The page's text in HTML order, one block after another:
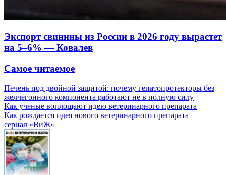
Экспорт свинины из России в 2026 году вырастет
на 5–6% — Ковалев
Самое читаемое
Печень под двойной защитой: почему гепатопротекторы без
желчегонного компонента работают не в полную силу
Как ученые воплощают идею ветеринарного препарата
Как рождается идея нового ветеринарного препарата —
сериал «ВиЖ»